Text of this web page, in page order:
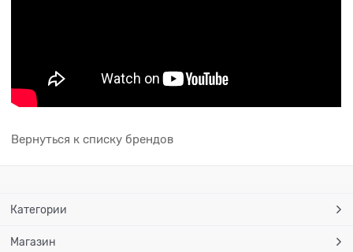
Вернуться к списку брендов
Категории
Магазин